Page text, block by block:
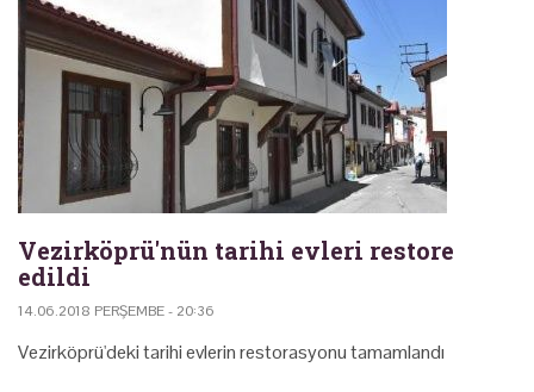
Vezirköprü'nün tarihi evleri restore
edildi
14.06.2018 PERŞEMBE - 20:36
Vezirköprü'deki tarihi evlerin restorasyonu tamamlandı